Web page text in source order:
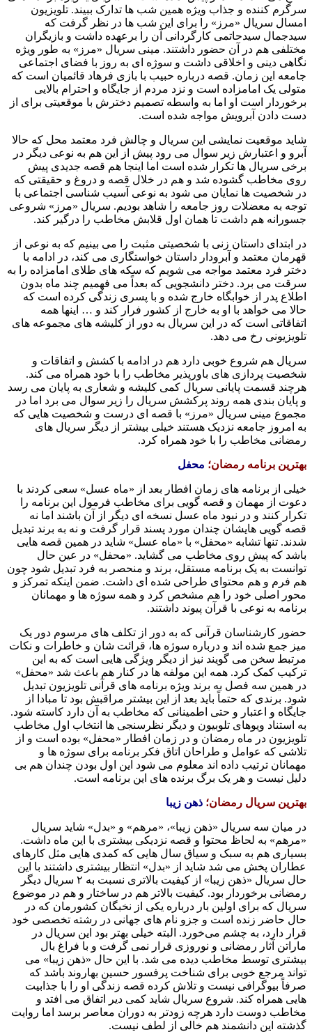
سرگرم کننده و جذاب ویژه همین شب ها تدارک ببیند. تلویزیون
امسال سریال «مرز» را برای این شب ها در نظر گرفت که
سیدجمال سیدحاتمی کارگردانی آن را برعهده داشت و بازیگران
مختلفی هم در آن حضور داشتند. مینی سریال «مرز» به طور ویژه
نگاهی دینی و اخلاقی داشت و سوژه ای به روز با فضای اجتماعی
جامعه این زمان. قصه درباره حبیب با بازی فرهاد قائمیان است که
متولی یک امامزاده است و نزد مردم از جایگاه و احترام بالایی
برخوردار است او اما به واسطه تصمیم دخترش با موقعیتی برای از
دست دادن آبرویش مواجه شده است.
شاید موقعیت نمایشی این سریال و چالش فرد معتمد محل که حالا
آبرو و اعتبارش زیر سوال می رود پیش از این هم به نوعی دیگر در
برخی سریال ها تکرار شده است اما اینجا هم قصه جدیدی پیش
روی مخاطب گشوده شد و هم در خلال قصه و دروغ و حقیقتی که
در شخصیت ها نمایان می شود به نوعی آسیب شناسی اجتماعی با
توجه به معضلات روز جامعه را شاهد بودیم. سریال «مرز» شروعی
جسورانه هم داشت تا همان اول قلابش مخاطب را درگیر کند.
در ابتدای داستان زنی با شخصیتی مثبت را می بینیم که به نوعی از
قهرمان معتمد و آبرودار داستان خواستگاری می کند، در ادامه با
دختر فرد معتمد مواجه می شویم که سکه های طلای امامزاده را به
سرقت می برد. دختر دانشجویی که بعداً می فهمیم چند ماه بدون
اطلاع پدر از خوابگاه خارج شده و با پسری زندگی کرده است که
حالا می خواهد با او به خارج از کشور فرار کند و … اینها همه
اتفاقاتی است که در این سریال به دور از کلیشه های مجموعه های
تلویزیونی رخ می دهد.
سریال هم شروع خوبی دارد هم در ادامه با کشش و اتفاقات و
شخصیت پردازی های باورپذیر مخاطب را با خود همراه می کند.
هرچند قسمت پایانی سریال کمی کلیشه و شعاری به پایان می رسد
و پایان بندی همه روند پرکشش سریال را زیر سوال می برد اما در
مجموع مینی سریال «مرز» با قصه ای درست و شخصیت هایی که
به امروز جامعه نزدیک هستند خیلی بیشتر از دیگر سریال های
رمضانی مخاطب را با خود همراه کرد.
بهترین برنامه رمضان؛ محفل
خیلی از برنامه های زمان افطار بعد از «ماه عسل» سعی کردند با
دعوت از مهمان و قصه گویی برای مخاطب فرمول این برنامه را
تکرار کنند و در نبود ماه عسل نسخه ای دیگر از آن باشند اما نه
قصه گویی هایشان چندان مورد پسند قرار گرفت و نه به برند تبدیل
شدند. تنها تشابه «محفل» با «ماه عسل» شاید در همین قصه هایی
باشد که پیش روی مخاطب می گشاید. «محفل» در عین حال
توانست به یک برنامه مستقل، برند و منحصر به فرد تبدیل شود چون
هم فرم و هم محتوای طراحی شده ای داشت. ضمن اینکه تمرکز و
محور اصلی خود را هم مشخص کرد و همه سوژه ها و مهمانان
برنامه به نوعی با قرآن پیوند داشتند.
حضور کارشناسان قرآنی که به دور از تکلف های مرسوم دور یک
میز جمع شده اند و درباره سوژه ها، قرائت شان و خاطرات و نکات
مرتبط سخن می گویند نیز از دیگر ویژگی هایی است که به این
ترکیب کمک کرد. همه این مولفه ها در کنار هم باعث شد «محفل»
در همین سه فصل به برند ویژه برنامه های قرآنی تلویزیون تبدیل
شود. برندی که حتماً باید بعد از این بیشتر مراقبش بود تا مبادا از
جایگاه و اعتبار و حتی اطمینانی که مخاطب به آن دارد کاسته شود.
به استناد ویوهای تلوبیون و دیگر نظرسنجی ها انتخاب اول مخاطب
تلویزیون در ماه رمضان و در زمان افطار «محفل» بوده است و از
تلاشی که عوامل و طراحان اتاق فکر برنامه برای سوژه ها و
مهمانان ترتیب داده اند معلوم می شود این اول بودن چندان هم بی
دلیل نیست و هر یک برگ برنده های این برنامه است.
بهترین سریال رمضان؛ ذهن زیبا
در میان سه سریال «ذهن زیبا»، «مرهم» و «بدل» شاید سریال
«مرهم» به لحاظ محتوا و قصه نزدیکی بیشتری با این ماه داشت.
بسیاری هم به سبک و سیاق سال هایی که کمدی هایی مثل کارهای
عطاران پخش می شد شاید از «بدل» انتظار بیشتری داشتند با این
حال سریال «ذهن زیبا» از کیفیت بالاتری نسبت به ۲ سریال دیگر
رمضانی برخوردار بود. کیفیت بالاتر هم در ساختار و هم در موضوع
سریال که برای اولین بار درباره یکی از نخبگان کشورمان که در
حال حاضر زنده است و جزو نام های جهانی در رشته تخصصی خود
قرار دارد، به چشم می‌خورد. البته خیلی بهتر بود این سریال در
ماراتن آثار رمضانی و نوروزی قرار نمی گرفت و با فراغ بال
بیشتری توسط مخاطب دیده می شد. با این حال «ذهن زیبا» می
تواند مرجع خوبی برای شناخت پرفسور حسین بهاروند باشد که
صرفاً بیوگرافی نیست و تلاش کرده قصه زندگی او را با جذابیت
هایی همراه کند. شروع سریال شاید کمی دیر اتفاق می افتد و
مخاطب دوست دارد هرچه زودتر به دوران معاصر برسد اما روایت
گذشته این دانشمند هم خالی از لطف نیست.